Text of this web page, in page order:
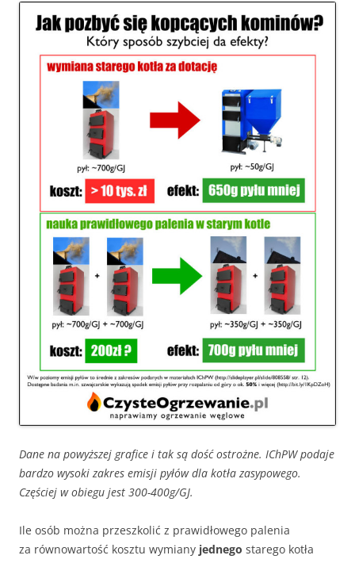
Dane na powyższej grafice i tak są dość ostrożne. IChPW podaje
bardzo wysoki zakres emisji pyłów dla kotła zasypowego.
Częściej w obiegu jest 300-400g/GJ.
Ile osób można przeszkolić z prawidłowego palenia
za równowartość kosztu wymiany jednego starego kotła